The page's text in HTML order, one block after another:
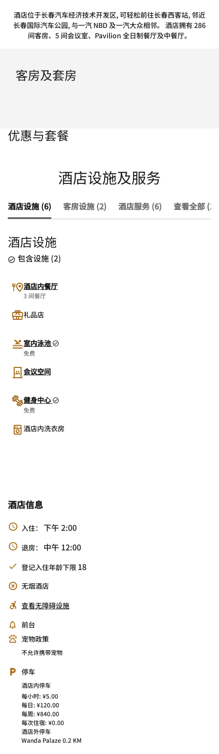
酒店位于长春汽车经济技术开发区, 可轻松前往长春西客站, 邻近
长春国际汽车公园, 与一汽 NBD 及一汽大众相邻。 酒店拥有 286
间客房、5 间会议室、Pavilion 全日制餐厅及中餐厅。
客房及套房
优惠与套餐
酒店设施及服务
酒店设施 (6) 客房设施 (2) 酒店服务 (6) 查看全部
酒店设施
包含设施 (2)
酒店内餐厅
3 间餐厅
礼品店
室内泳池
免费
会议空间
健身中心
免费
酒店内洗衣房
酒店信息
入住： 下午 2:00
退房： 中午 12:00
登记入住年龄下限 18
无烟酒店
查看无障碍设施
前台
宠物政策
不允许携带宠物
停车
酒店内停车
每小时: ¥5.00
每日: ¥120.00
每周: ¥840.00
每次住宿: ¥0.00
酒店外停车
Wanda Palaze 0.2 KM